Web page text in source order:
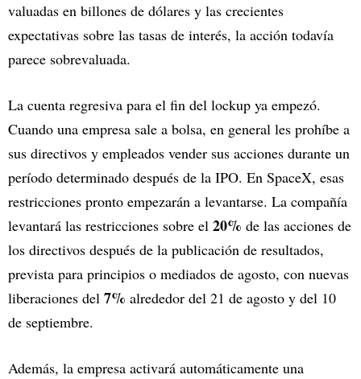
valuadas en billones de dólares y las crecientes
expectativas sobre las tasas de interés, la acción todavía
parece sobrevaluada.
La cuenta regresiva para el fin del lockup ya empezó.
Cuando una empresa sale a bolsa, en general les prohíbe a
sus directivos y empleados vender sus acciones durante un
período determinado después de la IPO. En SpaceX, esas
restricciones pronto empezarán a levantarse. La compañía
levantará las restricciones sobre el 20% de las acciones de
los directivos después de la publicación de resultados,
prevista para principios o mediados de agosto, con nuevas
liberaciones del 7% alrededor del 21 de agosto y del 10
de septiembre.
Además, la empresa activará automáticamente una